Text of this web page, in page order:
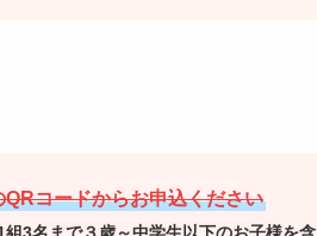
QRコードからお申込ください
組3名まで３歳～中学生以下のお子様を含